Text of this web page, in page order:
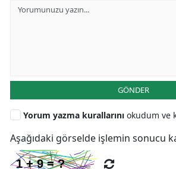
GÖNDER
Yorum yazma kurallarını okudum ve
Aşağıdaki görselde işlemin sonucu